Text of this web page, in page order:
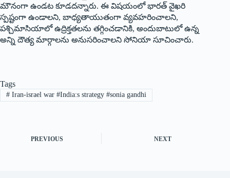
‌మౌనంగా ఉండట కూడదన్నారు. ఈ విషయంలో భారత్‌ ‌వైఖరి
స్పష్టంగా ఉండాలని, బాధ్యతాయుతంగా వ్యవహరించాలని,
పశ్చిమాసియాలో ఉద్రిక్తతలను తగ్గించడానికి, అందుబాటులో ఉన్న
అన్ని దౌత్య మార్గాలను అనుసరించాలని సోనియా సూచించారు.
Tags
#Iran-israel war #India:s strategy #sonia gandhi
PREVIOUS NEXT